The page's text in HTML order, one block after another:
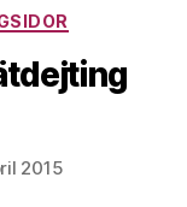
2015